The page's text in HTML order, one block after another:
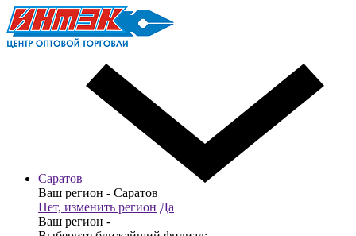
Саратов
Ваш регион - Саратов
Нет, изменить регион Да
Ваш регион -